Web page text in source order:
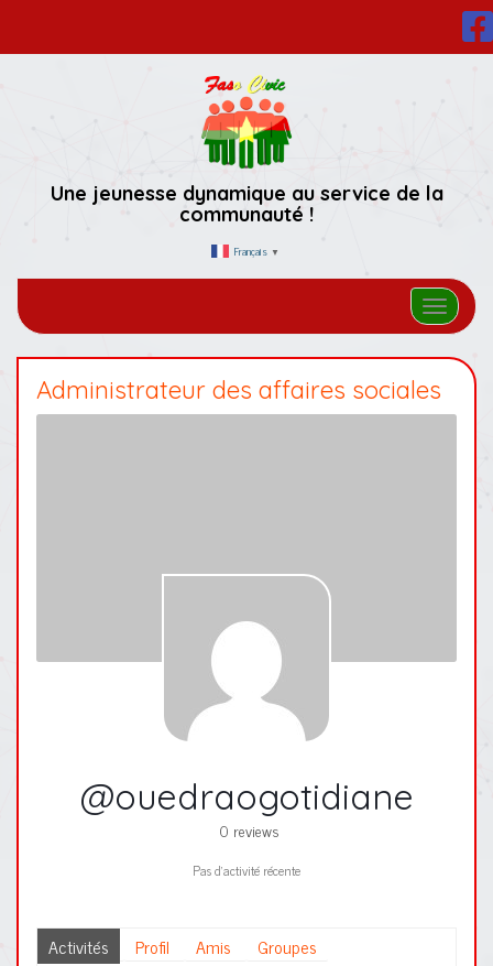
Une jeunesse dynamique au service de la
communauté !
Français ▼
Afficher/
Administrateur des affaires sociales
@ouedraogotidiane
0 reviews
Pas d’activité récente
Activités Profil Amis
Groupes